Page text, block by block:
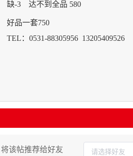
缺-3 达不到全品 580
好品一套750
TEL：0531-88305956 13205409526
将该帖推荐给好友